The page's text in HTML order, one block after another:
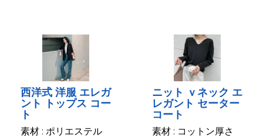
西洋式 洋服 エレガ
ント トップス コー
ト
素材 : ポリエステル
ニット ｖネック エ
レガント セーター
コート
素材 : コットン厚さ